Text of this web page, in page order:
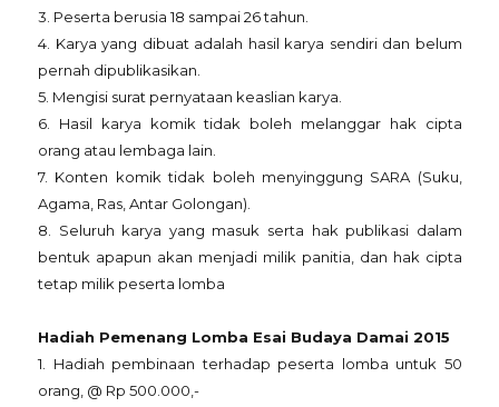
3. Peserta berusia 18 sampai 26 tahun.
4. Karya yang dibuat adalah hasil karya sendiri dan belum
pernah dipublikasikan.
5. Mengisi surat pernyataan keaslian karya.
6. Hasil karya komik tidak boleh melanggar hak cipta
orang atau lembaga lain.
7. Konten komik tidak boleh menyinggung SARA (Suku,
Agama, Ras, Antar Golongan).
8. Seluruh karya yang masuk serta hak publikasi dalam
bentuk apapun akan menjadi milik panitia, dan hak cipta
tetap milik peserta lomba
Hadiah Pemenang Lomba Esai Budaya Damai 2015
1. Hadiah pembinaan terhadap peserta lomba untuk 50
orang, @ Rp 500.000,-